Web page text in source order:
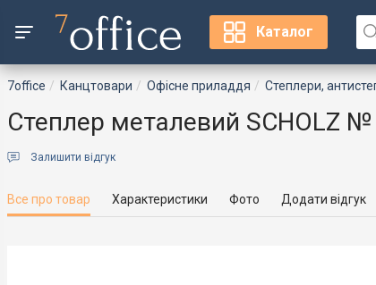
Каталог
7office Канцтовари Офісне приладдя Степлери,
Степлер металевий SCHOLZ
Залишити відгук
Все про товар Характеристики Фото Додати відгук